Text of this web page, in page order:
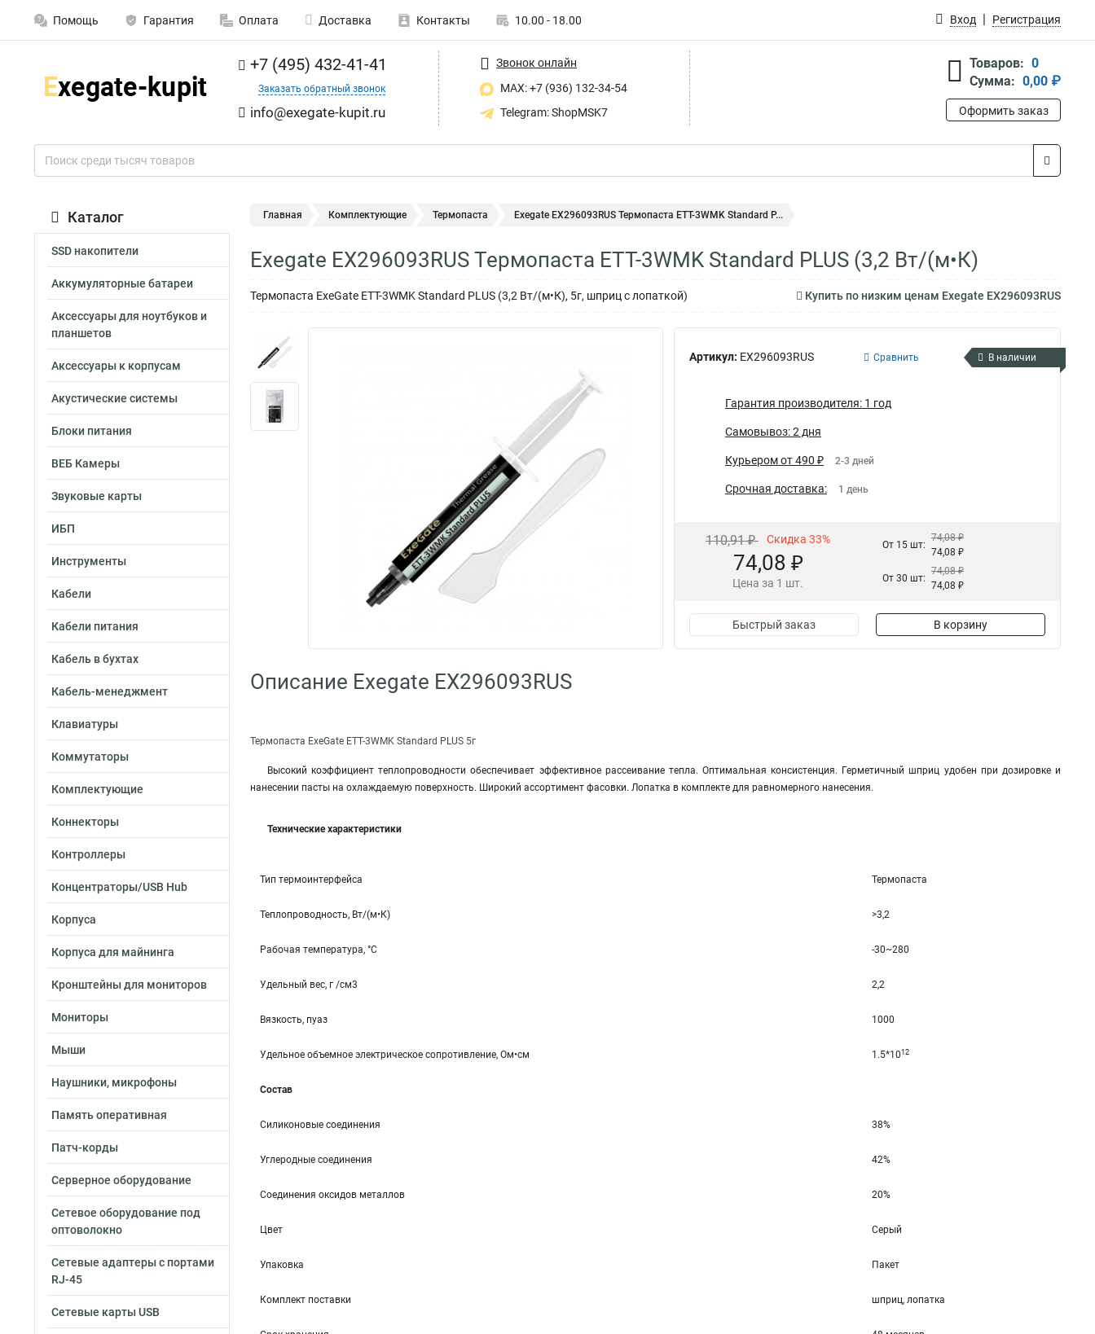
Помощь Гарантия Оплата Доставка Контакты 10.00 - 18.00 Вход Регистрация
+7 (495) 432-41-41
Заказать обратный звонок
info@exegate-kupit.ru
Звонок онлайн
MAX: +7 (936) 132-34-54
Telegram: ShopMSK7
Товаров: 0
Сумма: 0,00 ₽
Оформить заказ
Каталог
SSD накопители
Аккумуляторные батареи
Аксессуары для ноутбуков и
планшетов
Аксессуары к корпусам
Акустические системы
Блоки питания
ВЕБ Камеры
Звуковые карты
ИБП
Инструменты
Кабели
Кабели питания
Кабель в бухтах
Кабель-менеджмент
Клавиатуры
Коммутаторы
Комплектующие
Коннекторы
Контроллеры
Концентраторы/USB Hub
Корпуса
Корпуса для майнинга
Кронштейны для мониторов
Мониторы
Мыши
Наушники, микрофоны
Память оперативная
Патч-корды
Серверное оборудование
Сетевое оборудование под
оптоволокно
Сетевые адаптеры с портами
RJ-45
Сетевые карты USB
Главная Комплектующие Термопаста Exegate EX296093RUS Термопаста ETТ-3WMK Standard P...
Exegate EX296093RUS Термопаста ETТ-3WMK Standard PLUS (3,2 Вт/(м•К)
Термопаста ExeGate ETТ-3WMK Standard PLUS (3,2 Вт/(м•К), 5г, шприц с лопаткой) Купить по низким ценам Exegate EX296093RUS
Артикул: EX296093RUS Сравнить В наличии
Гарантия производителя: 1 год
Самовывоз: 2 дня
Курьером от 490 ₽ 2-3 дней
Срочная доставка: 1 день
110,91 ₽ Скидка 33%
74,08 ₽
Цена за 1 шт.
От 15 шт:
74,08 ₽
74,08 ₽
От 30 шт:
74,08 ₽
74,08 ₽
Быстрый заказ В корзину
Описание Exegate EX296093RUS
Термопаста ExeGate ETТ-3WMK Standard PLUS 5г
Высокий коэффициент теплопроводности обеспечивает эффективное рассеивание тепла. Оптимальная консистенция. Герметичный шприц удобен при дозировке и
нанесении пасты на охлаждаемую поверхность. Широкий ассортимент фасовки. Лопатка в комплекте для равномерного нанесения.
Технические характеристики
Тип термоинтерфейса Термопаста
Теплопроводность, Вт/(м•К) >3,2
Рабочая температура, °C -30~280
Удельный вес, г /см3 2,2
Вязкость, пуаз 1000
Удельное объемное электрическое сопротивление, Ом•см 1.5*1012
Состав
Силиконовые соединения 38%
Углеродные соединения 42%
Соединения оксидов металлов 20%
Цвет Серый
Упаковка Пакет
Комплект поставки шприц, лопатка